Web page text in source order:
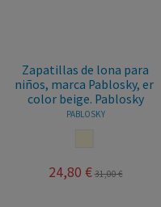
Zapatillas de lona para
niños, marca Pablosky, en
color beige. Pablosky
PABLOSKY
24,80 € 31,00 €